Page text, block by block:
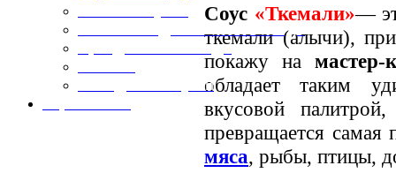
Постные и диетические блюда
Праздничные блюда
Холодные закуски
Соус «Ткемали»—
ткемали (алычи),
покажу на мастер-
обладает таким
вкусовой
превращается
мяса, рыбы, птицы,